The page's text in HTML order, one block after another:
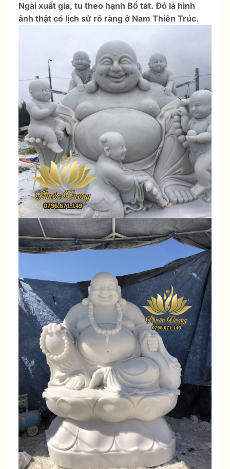
Ngài xuất gia, tu theo hạnh Bồ tát. Đó là hình
ảnh thật có lịch sử rõ ràng ở Nam Thiên Trúc.